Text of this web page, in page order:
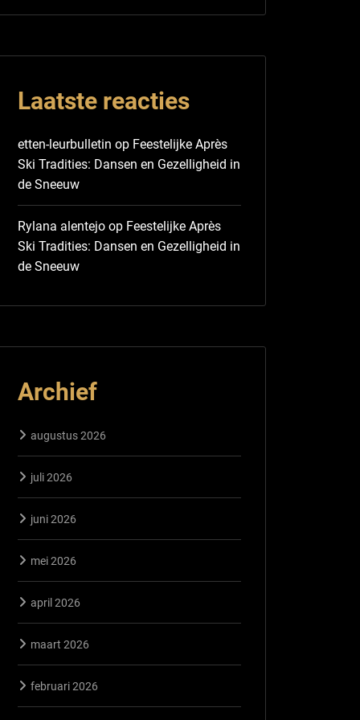
Laatste reacties
etten-leurbulletin op Feestelijke Après
Ski Tradities: Dansen en Gezelligheid in
de Sneeuw
Rylana alentejo op Feestelijke Après
Ski Tradities: Dansen en Gezelligheid in
de Sneeuw
Archief
augustus 2026
juli 2026
juni 2026
mei 2026
april 2026
maart 2026
februari 2026